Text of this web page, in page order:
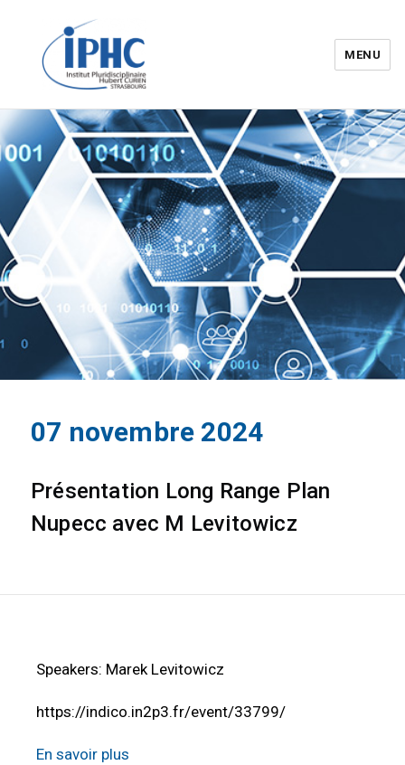
Institut pluridisciplinaire Hubert
Curien – IPHC
MENU
07 novembre 2024
Présentation Long Range Plan
Nupecc avec M Levitowicz
Speakers: Marek Levitowicz
https://indico.in2p3.fr/event/33799/
En savoir plus